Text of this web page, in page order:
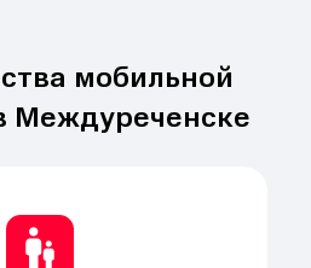
мобильной
Междуреченске